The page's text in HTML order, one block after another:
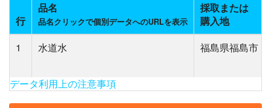
行
品名
品名クリックで個別データへのURLを表示
採取または
購入地
1
水道水 福島県福島市
データ利用上の注意事項